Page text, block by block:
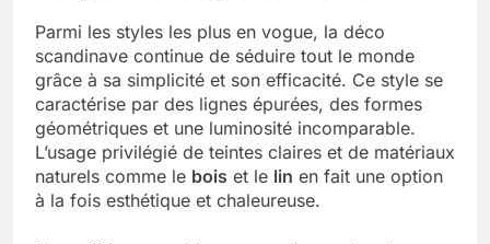
Parmi les styles les plus en vogue, la déco
scandinave continue de séduire tout le monde
grâce à sa simplicité et son efficacité. Ce style se
caractérise par des lignes épurées, des formes
géométriques et une luminosité incomparable.
L’usage privilégié de teintes claires et de matériaux
naturels comme le bois et le lin en fait une option
à la fois esthétique et chaleureuse.